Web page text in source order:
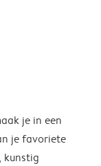
je in een
je favoriete
kunstig